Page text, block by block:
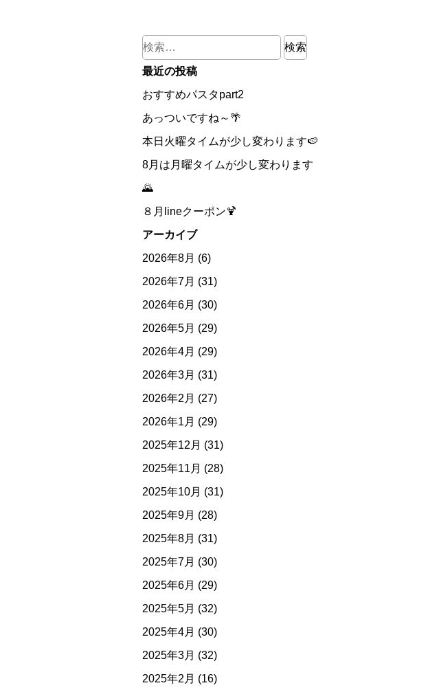
検
索:
最近の投稿
おすすめパスタpart2
あっついですね～🌴
本日火曜タイムが少し変わります🍉
8月は月曜タイムが少し変わります
🌄
８月lineクーポン🍹
アーカイブ
2026年8月 (6)
2026年7月 (31)
2026年6月 (30)
2026年5月 (29)
2026年4月 (29)
2026年3月 (31)
2026年2月 (27)
2026年1月 (29)
2025年12月 (31)
2025年11月 (28)
2025年10月 (31)
2025年9月 (28)
2025年8月 (31)
2025年7月 (30)
2025年6月 (29)
2025年5月 (32)
2025年4月 (30)
2025年3月 (32)
2025年2月 (16)